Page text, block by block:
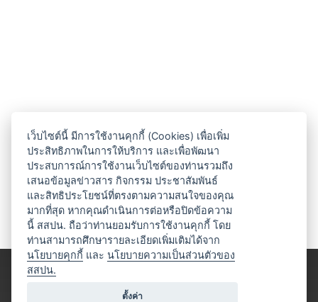
เว็บไซต์นี้ มีการใช้งานคุกกี้ (Cookies) เพื่อเพิ่ม
ประสิทธิภาพในการให้บริการ และเพื่อพัฒนา
ประสบการณ์การใช้งานเว็บไซต์ของท่านรวมถึง
เสนอข้อมูลข่าวสาร กิจกรรม ประชาสัมพันธ์
และสิทธิประโยชน์ที่ตรงตามความสนใจของคุณ
มากที่สุด หากคุณดำเนินการต่อหรือปิดข้อความ
นี้ สสปน. ถือว่าท่านยอมรับการใช้งานคุกกี้ โดย
ท่านสามารถศึกษารายละเอียดเพิ่มเติมได้จาก
นโยบายคุกกี้ และนโยบายความเป็นส่วนตัวของ
สสปน.
ตั้งค่า